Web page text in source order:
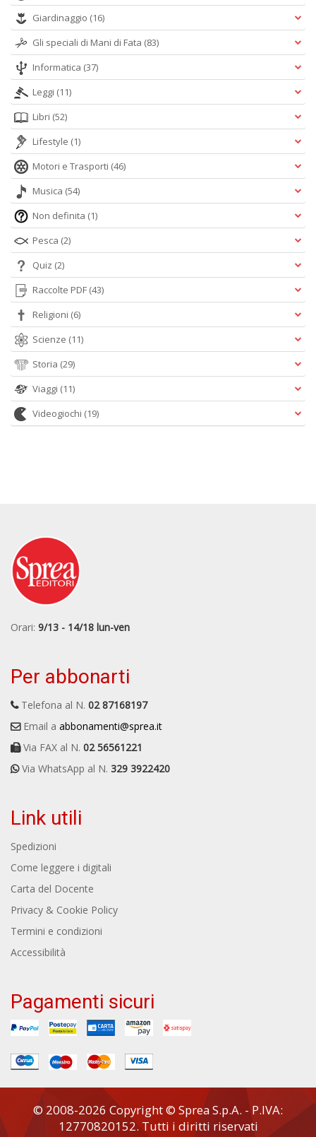
Giardinaggio (16)
Gli speciali di Mani di Fata (83)
Informatica (37)
Leggi (11)
Libri (52)
Lifestyle (1)
Motori e Trasporti (46)
Musica (54)
Non definita (1)
Pesca (2)
Quiz (2)
Raccolte PDF (43)
Religioni (6)
Scienze (11)
Storia (29)
Viaggi (11)
Videogiochi (19)
Orari: 9/13 - 14/18 lun-ven
Per abbonarti
Telefona al N. 02 87168197
Email a abbonamenti@sprea.it
Via FAX al N. 02 56561221
Via WhatsApp al N. 329 3922420
Link utili
Spedizioni
Come leggere i digitali
Carta del Docente
Privacy & Cookie Policy
Termini e condizioni
Accessibilità
Pagamenti sicuri
© 2008-2026 Copyright © Sprea S.p.A. - P.IVA:
12770820152. Tutti i diritti riservati